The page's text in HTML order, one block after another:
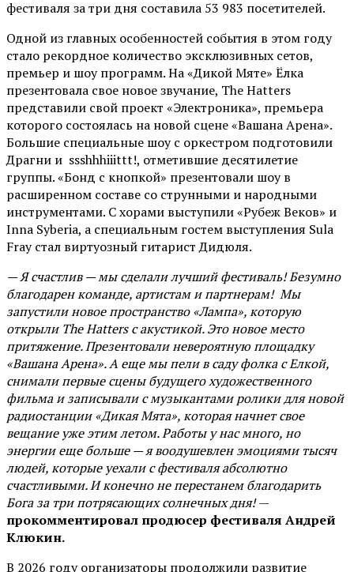
фестиваля за три дня составила 53 983 посетителей.
Одной из главных особенностей события в этом году
стало рекордное количество эксклюзивных сетов,
премьер и шоу программ. На «Дикой Мяте» Ёлка
презентовала свое новое звучание, The Hatters
представили свой проект «Электроника», премьера
которого состоялась на новой сцене «Вашана Арена».
Большие специальные шоу с оркестром подготовили
Драгни и ssshhhiiittt!, отметившие десятилетие
группы. «Бонд с кнопкой» презентовали шоу в
расширенном составе со струнными и народными
инструментами. С хорами выступили «Рубеж Веков» и
Inna Syberia, а специальным гостем выступления Sula
Fray стал виртуозный гитарист Дидюля.
— Я счастлив — мы сделали лучший фестиваль! Безумно
благодарен команде, артистам и партнерам! Мы
запустили новое пространство «Лампа», которую
открыли The Hatters с акустикой. Это новое место
притяжение. Презентовали невероятную площадку
«Вашана Арена». А еще мы пели в саду фолка с Елкой,
снимали первые сцены будущего художественного
фильма и записывали с музыкантами ролики для новой
радиостанции «Дикая Мята», которая начнет свое
вещание уже этим летом. Работы у нас много, но
энергии еще больше — я воодушевлен эмоциями тысяч
людей, которые уехали с фестиваля абсолютно
счастливыми. И конечно не перестанем благодарить
Бога за три потрясающих солнечных дня!—
прокомментировал продюсер фестиваля Андрей
Клюкин.
В 2026 году организаторы продолжили развитие